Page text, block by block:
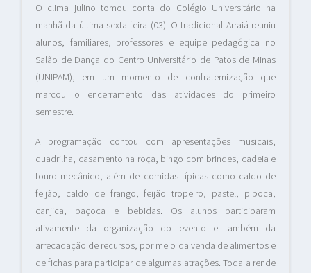
O clima julino tomou conta do Colégio Universitário na
manhã da última sexta-feira (03). O tradicional Arraiá reuniu
alunos, familiares, professores e equipe pedagógica no
Salão de Dança do Centro Universitário de Patos de Minas
(UNIPAM), em um momento de confraternização que
marcou o encerramento das atividades do primeiro
semestre.
A programação contou com apresentações musicais,
quadrilha, casamento na roça, bingo com brindes, cadeia e
touro mecânico, além de comidas típicas como caldo de
feijão, caldo de frango, feijão tropeiro, pastel, pipoca,
canjica, paçoca e bebidas. Os alunos participaram
ativamente da organização do evento e também da
arrecadação de recursos, por meio da venda de alimentos e
de fichas para participar de algumas atrações. Toda a rende